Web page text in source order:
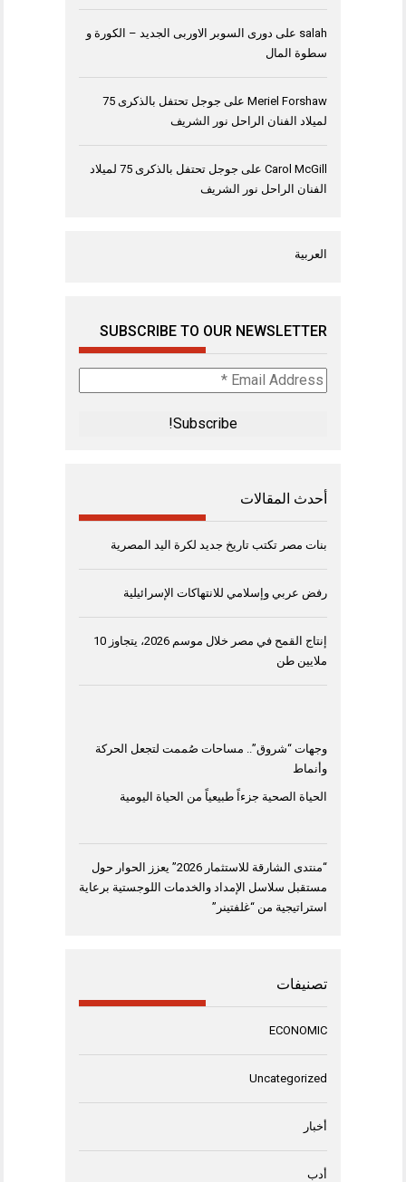
salah على دورى السوبر الاوربى الجديد – الكورة و
سطوة المال
Meriel Forshaw على
جوجل تحتفل بالذكرى 75
لميلاد الفنان الراحل نور الشريف
Carol McGill على
جوجل تحتفل بالذكرى 75 لميلاد
الفنان الراحل نور الشريف
العربية
SUBSCRIBE TO OUR NEWSLETTER
Email
Address
أحدث المقالات
بنات مصر تكتب تاريخ جديد لكرة اليد المصرية
رفض عربي وإسلامي للانتهاكات الإسرائيلية
إنتاج القمح في مصر خلال موسم 2026، يتجاوز 10
ملايين طن
وجهات “شروق”.. مساحات صُممت لتجعل الحركة
وأنماط
الحياة الصحية جزءاً طبيعياً من الحياة اليومية
“منتدى الشارقة للاستثمار 2026” يعزز الحوار حول
مستقبل سلاسل الإمداد والخدمات اللوجستية برعاية
استراتيجية من “غلفتينر”
تصنيفات
ECONOMIC
Uncategorized
أخبار
أدب